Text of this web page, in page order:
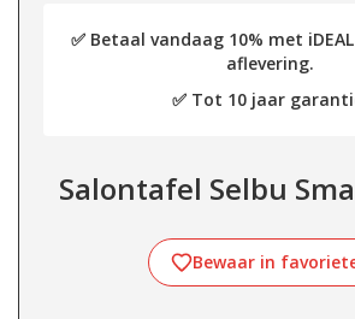
✅ Betaal vandaag 10% met
aflevering.
✅ Tot 10 jaar
Salontafel Selbu
Bewaar in